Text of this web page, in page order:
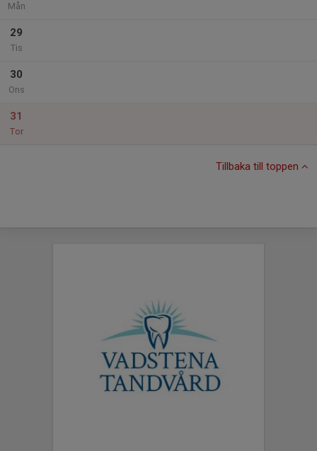
Mån
29
Tis
30
Ons
31
Tor
Tillbaka till toppen